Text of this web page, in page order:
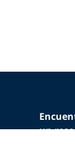
un